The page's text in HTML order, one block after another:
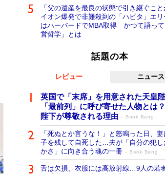
「父の遺産を最良の状態で引き継ぐこ
イオン爆発で非難殺到の「ハビタ」エ
はハーバードでMBA取得 かつて語っ
営哲学」とは
話題の本
レビュー ニュース
英国で「末席」を用意された天皇
「最前列」に呼び寄せた人物とは
陛下が尊敬される理由
Book Bang
「死ぬとか言うな！」と怒鳴った日、
子を残して自死した…夫が「自分の犯し
かさ」に向き合う魂の一冊
Book Bang
舌は欠損、衣服には高放射線…9人の若